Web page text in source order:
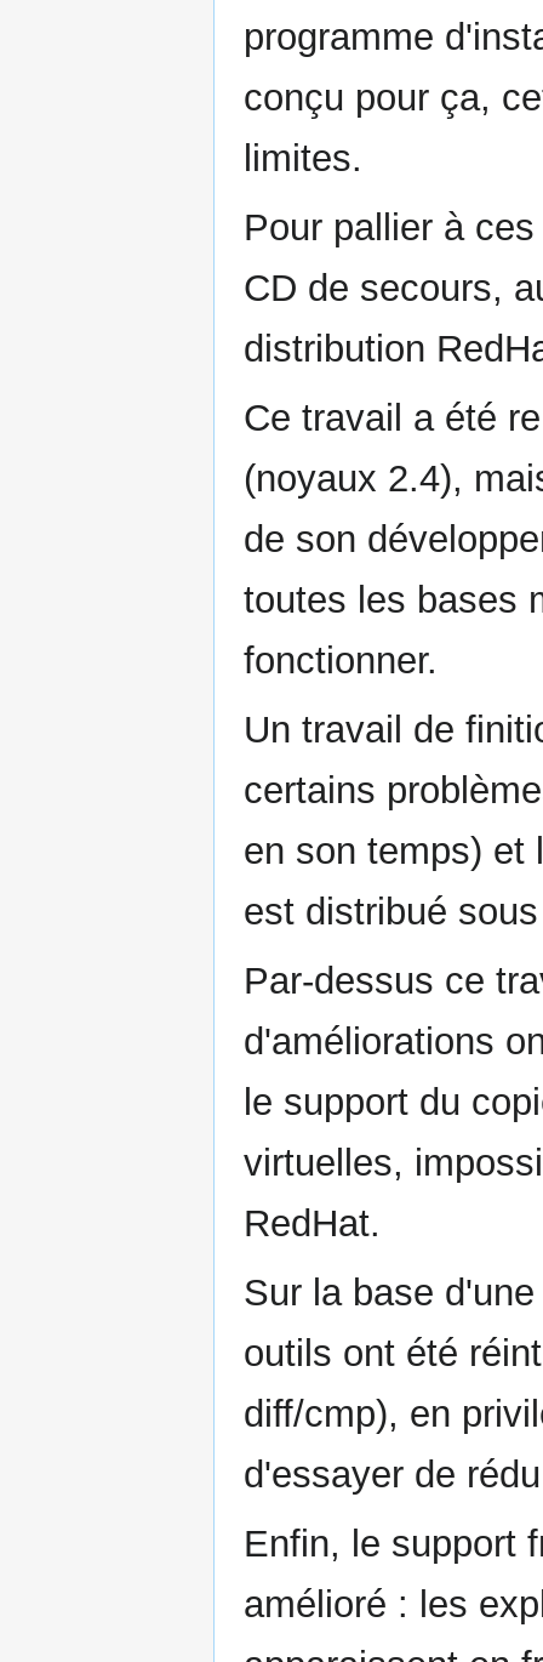
programme
conçu pour ça,
limites.
Pour pallier à
CD de secours,
distribution
Ce travail a été
(noyaux 2.4),
de son
toutes les bases
fonctionner.
Un travail de
certains
en son temps) et
est distribué
Par-dessus ce
d'améliorations
le support du
virtuelles,
RedHat.
Sur la base
outils ont été
diff/cmp), en
d'essayer de
Enfin, le support
amélioré : les